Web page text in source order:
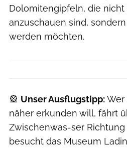
Dolomitengipfeln, die nicht
anzuschauen sind,
werden möchten.
🎡 Unser Ausflugstipp:Wer
näher erkunden will, fährt
Zwischenwas-ser Richtung
besucht das Museum